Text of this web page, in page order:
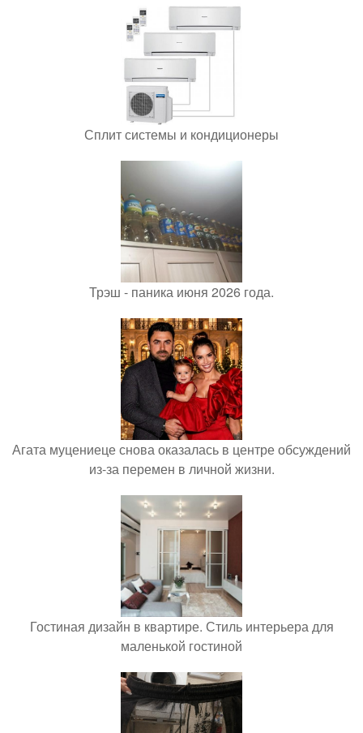
Сплит системы и кондиционеры
Трэш - паника июня 2026 года.
Агата муцениеце снова оказалась в центре обсуждений
из-за перемен в личной жизни.
Гостиная дизайн в квартире. Стиль интерьера для
маленькой гостиной